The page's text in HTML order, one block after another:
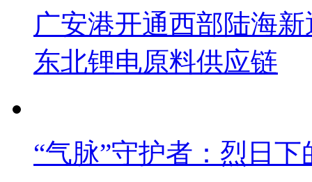
广安港开通西部陆海
东北锂电原料供应链
“气脉”守护者：烈日下